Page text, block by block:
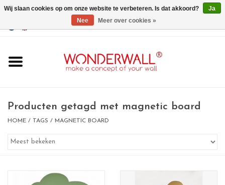
GBP/USD
magneetborden
Producten getagd met magnetic board
HOME / TAGS / MAGNETIC BOARD
Wij slaan cookies op om onze website te verbeteren. Is dat akkoord?
Ja
Nee
Meer over cookies »